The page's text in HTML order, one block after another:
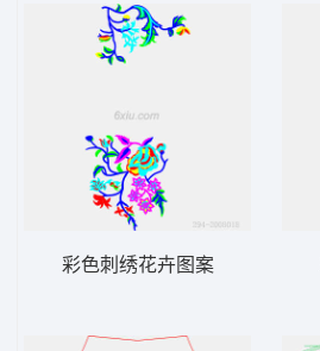
彩色刺绣花卉图案